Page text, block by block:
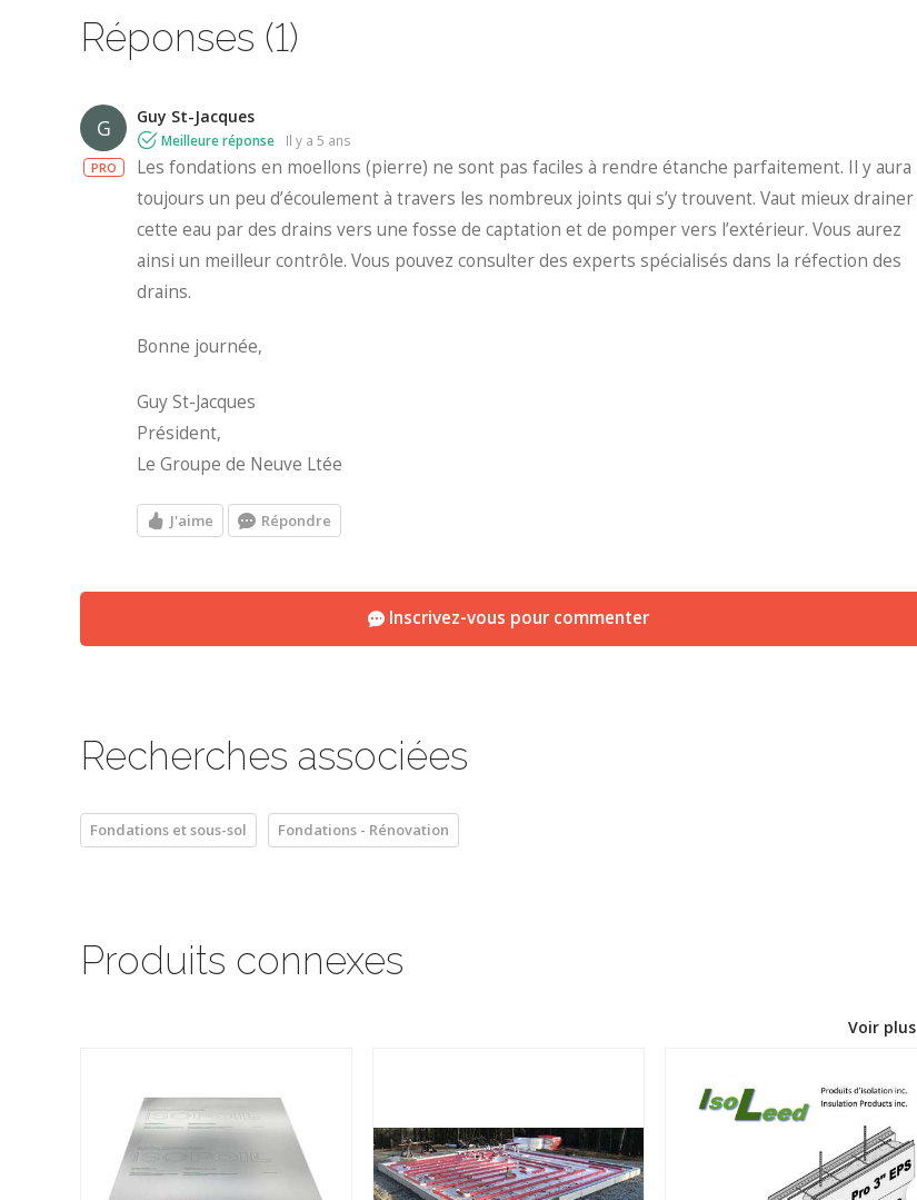
Réponses (1)
G
PRO
Guy St-Jacques
Meilleure réponse il y a 5 ans
Les fondations en moellons (pierre) ne sont pas faciles à rendre étanche parfaitement. Il y aura
toujours un peu d’écoulement à travers les nombreux joints qui s’y trouvent. Vaut mieux drainer
cette eau par des drains vers une fosse de captation et de pomper vers l’extérieur. Vous aurez
ainsi un meilleur contrôle. Vous pouvez consulter des experts spécialisés dans la réfection des
drains.
Bonne journée,
Guy St-Jacques
Président,
Le Groupe de Neuve Ltée
J'aime Répondre
Inscrivez-vous pour commenter
Recherches associées
Fondations et sous-sol Fondations - Rénovation
Produits connexes
Voir plus